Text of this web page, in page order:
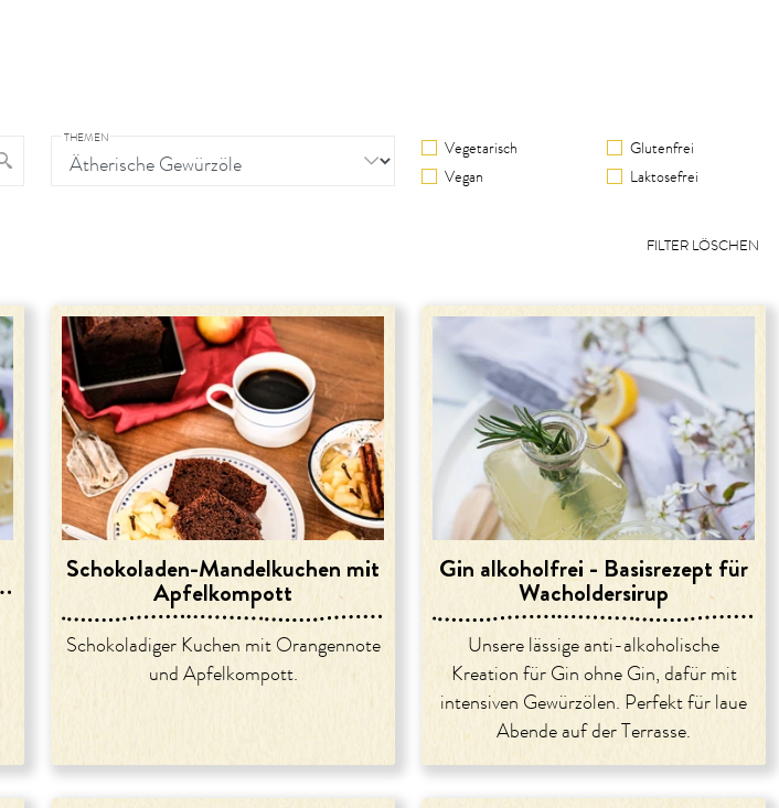
THEMEN
Vegetarisch
Vegan
Glutenfrei
Laktosefrei
FILTER LÖSCHEN
Schokoladen-Mandelkuchen mit
Apfelkompott
Schokoladiger Kuchen mit Orangennote
und Apfelkompott.
Gin alkoholfrei - Basisrezept für
Wacholdersirup
Unsere lässige anti-alkoholische
Kreation für Gin ohne Gin, dafür mit
intensiven Gewürzölen. Perfekt für laue
Abende auf der Terrasse.